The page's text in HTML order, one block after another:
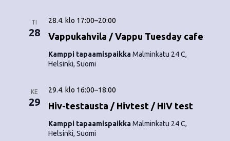
aV
TI
28 Vappukahvila / Vappu Tuesday cafe
28.4. klo 17:00–20:00
Kamppi tapaamispaikkaMalminkatu 24 C,
Helsinki, Suomi
KE
29 Hiv-testausta / Hivtest / HIV test
29.4. klo 16:00–18:00
Kamppi tapaamispaikkaMalminkatu 24 C,
Helsinki, Suomi